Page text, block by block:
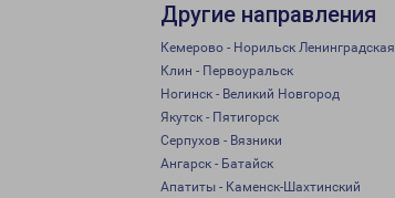
Другие направления
Кемерово - Норильск Ленинградская
Клин - Первоуральск
Ногинск - Великий Новгород
Якутск - Пятигорск
Серпухов - Вязники
Ангарск - Батайск
Апатиты - Каменск-Шахтинский